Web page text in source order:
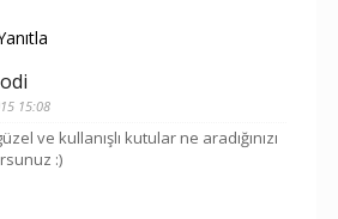
15:08
ve kullanışlı kutular ne aradığınızı
:)